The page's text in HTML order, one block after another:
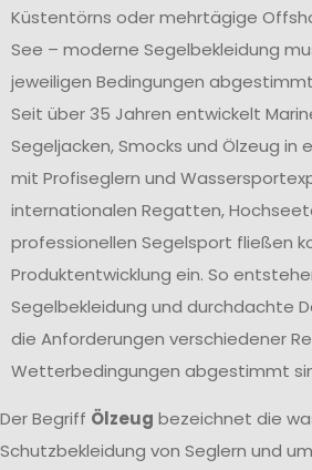
Küstentörns oder mehrtägige
See – moderne Segelbekleidung
jeweiligen Bedingungen
Seit über 35 Jahren entwickelt
Segeljacken, Smocks und Ölzeug
mit Profiseglern und
internationalen Regatten,
professionellen Segelsport fließen
Produktentwicklung ein. So
Segelbekleidung und durchdachte
die Anforderungen verschiedener
Wetterbedingungen abgestimmt
Der Begriff Ölzeug bezeichnet die
Schutzbekleidung von Seglern und